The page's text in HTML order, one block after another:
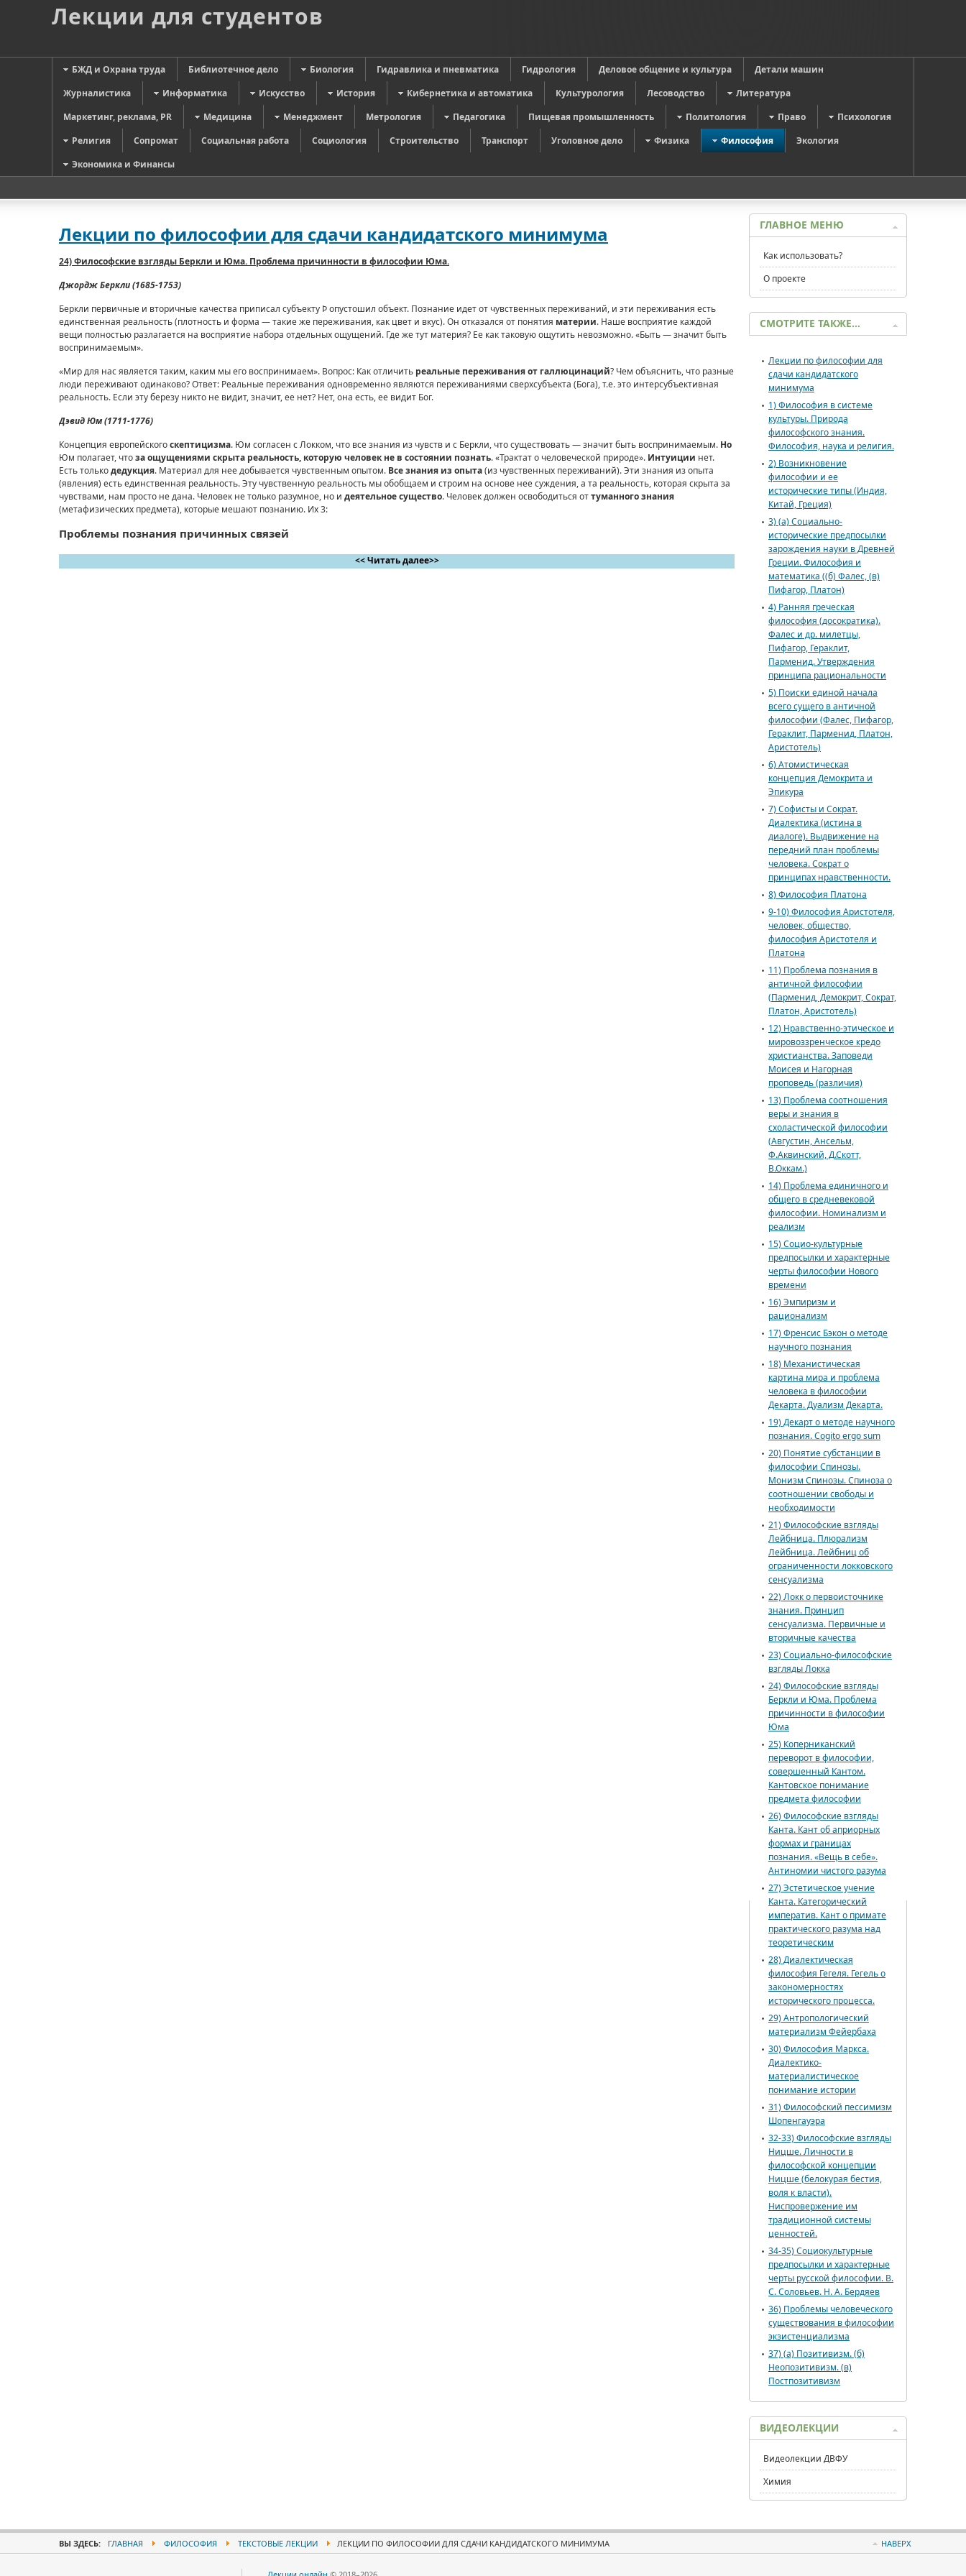
Лекции для студентов
БЖД и Охрана труда Библиотечное дело Биология Гидравлика и пневматика Гидрология Деловое общение и культура
Детали машин
Журналистика
Информатика Искусство История Кибернетика и автоматика Культурология Лесоводство
Литература
Маркетинг, реклама, PR
Медицина Менеджмент Метрология Педагогика Пищевая промышленность Политология Право
Психология
Религия
Сопромат Социальная работа Социология Строительство Транспорт Уголовное дело Физика Философия
Экология
Экономика и Финансы
Лекции по философии для сдачи кандидатского минимума
24) Философские взгляды Беркли и Юма. Проблема причинности в философии Юма.
Джордж Беркли (1685-1753)
Беркли первичные и вторичные качества приписал субъекту Þ опустошил объект. Познание идет от чувственных переживаний, и эти переживания есть
единственная реальность (плотность и форма — такие же переживания, как цвет и вкус). Он отказался от понятия материи. Наше восприятие каждой
вещи полностью разлагается на восприятие набора отдельных ощущений. Где же тут материя? Ее как таковую ощутить невозможно. «Быть — значит быть
воспринимаемым».
«Мир для нас является таким, каким мы его воспринимаем». Вопрос: Как отличить реальные переживания от галлюцинаций? Чем объяснить, что разные
люди переживают одинаково? Ответ: Реальные переживания одновременно являются переживаниями сверхсубъекта (Бога), т.е. это интерсубъективная
реальность. Если эту березу никто не видит, значит, ее нет? Нет, она есть, ее видит Бог.
Дэвид Юм (1711-1776)
Концепция европейскогоскептицизма. Юм согласен с Локком, что все знания из чувств и с Беркли, что существовать — значит быть воспринимаемым. Но
Юм полагает, чтоза ощущениями скрыта реальность, которую человек не в состоянии познать. «Трактат о человеческой природе». Интуиции нет.
Есть толькодедукция. Материал для нее добывается чувственным опытом. Все знания из опыта(из чувственных переживаний). Эти знания из опыта
(явления) есть единственная реальность. Эту чувственную реальность мы обобщаем и строим на основе нее суждения, а та реальность, которая скрыта за
чувствами, нам просто не дана. Человек не только разумное, но и деятельноесущество. Человек должен освободиться оттуманного знания
(метафизических предмета), которые мешают познанию. Их 3:
Проблемы познания причинных связей
<< Читать далее>>
ГЛАВНОЕ МЕНЮ
Как использовать?
О проекте
СМОТРИТЕ ТАКЖЕ…
Лекции по философии для
сдачи кандидатского
минимума
1) Философия в системе
культуры. Природа
философского знания.
Философия, наука и религия.
2) Возникновение
философии и ее
исторические типы (Индия,
Китай, Греция)
3) (а) Социально-
исторические предпосылки
зарождения науки в Древней
Греции. Философия и
математика ((б) Фалес, (в)
Пифагор, Платон)
4) Ранняя греческая
философия (досократика).
Фалес и др. милетцы,
Пифагор, Гераклит,
Парменид. Утверждения
принципа рациональности
5) Поиски единой начала
всего сущего в античной
философии (Фалес, Пифагор,
Гераклит, Парменид, Платон,
Аристотель)
6) Атомистическая
концепция Демокрита и
Эпикура
7) Софисты и Сократ.
Диалектика (истина в
диалоге). Выдвижение на
передний план проблемы
человека. Сократ о
принципах нравственности.
8) Философия Платона
9-10) Философия Аристотеля,
человек, общество,
философия Аристотеля и
Платона
11) Проблема познания в
античной философии
(Парменид, Демокрит, Сократ,
Платон, Аристотель)
12) Нравственно-этическое и
мировоззренческое кредо
христианства. Заповеди
Моисея и Нагорная
проповедь (различия)
13) Проблема соотношения
веры и знания в
схоластической философии
(Августин, Ансельм,
Ф.Аквинский, Д.Скотт,
В.Оккам.)
14) Проблема единичного и
общего в средневековой
философии. Номинализм и
реализм
15) Социо-культурные
предпосылки и характерные
черты философии Нового
времени
16) Эмпиризм и
рационализм
17) Френсис Бэкон о методе
научного познания
18) Механистическая
картина мира и проблема
человека в философии
Декарта. Дуализм Декарта.
19) Декарт о методе научного
познания. Cogito ergo sum
20) Понятие субстанции в
философии Спинозы.
Монизм Спинозы. Спиноза о
соотношении свободы и
необходимости
21) Философские взгляды
Лейбница. Плюрализм
Лейбница. Лейбниц об
ограниченности локковского
сенсуализма
22) Локк о первоисточнике
знания. Принцип
сенсуализма. Первичные и
вторичные качества
23) Социально-философские
взгляды Локка
24) Философские взгляды
Беркли и Юма. Проблема
причинности в философии
Юма
25) Коперниканский
переворот в философии,
совершенный Кантом.
Кантовское понимание
предмета философии
26) Философские взгляды
Канта. Кант об априорных
формах и границах
познания. «Вещь в себе».
Антиномии чистого разума
27) Эстетическое учение
Канта. Категорический
императив. Кант о примате
практического разума над
теоретическим
28) Диалектическая
философия Гегеля. Гегель о
закономерностях
исторического процесса.
29) Антропологический
материализм Фейербаха
30) Философия Маркса.
Диалектико-
материалистическое
понимание истории
31) Философский пессимизм
Шопенгауэра
32-33) Философские взгляды
Ницше. Личности в
философской концепции
Ницше (белокурая бестия,
воля к власти).
Ниспровержение им
традиционной системы
ценностей.
34-35) Социокультурные
предпосылки и характерные
черты русской философии. В.
С. Соловьев. Н. А. Бердяев
36) Проблемы человеческого
существования в философии
экзистенциализма
37) (а) Позитивизм. (б)
Неопозитивизм. (в)
Постпозитивизм
ВИДЕОЛЕКЦИИ
Видеолекции ДВФУ
Химия
ВЫ ЗДЕСЬ: ГЛАВНАЯ ФИЛОСОФИЯ ТЕКСТОВЫЕ ЛЕКЦИИ ЛЕКЦИИ ПО ФИЛОСОФИИ ДЛЯ СДАЧИ КАНДИДАТСКОГО МИНИМУМА НАВЕРХ